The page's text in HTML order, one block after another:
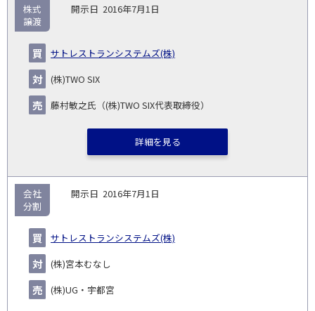
示
い
企
業・
事業
り
種
2016年7月1日
サトレストランシステムズ(株)
(株)TWO SIX
藤村敏之氏（(株)TWO SIX代表取締役）
株式
譲渡
詳細を見る
2016年7月1日
サトレストランシステムズ(株)
(株)宮本むなし
(株)UG・宇都宮
会社
分割